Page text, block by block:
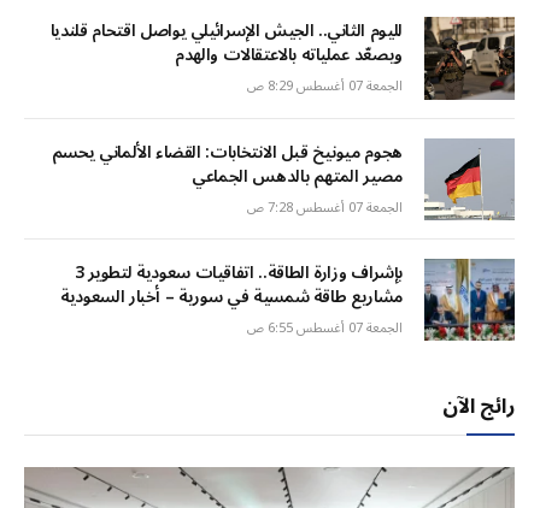
لليوم الثاني.. الجيش الإسرائيلي يواصل اقتحام قلنديا
ويصعّد عملياته بالاعتقالات والهدم
الجمعة 07 أغسطس 8:29 ص
هجوم ميونيخ قبل الانتخابات: القضاء الألماني يحسم
مصير المتهم بالدهس الجماعي
الجمعة 07 أغسطس 7:28 ص
بإشراف وزارة الطاقة.. اتفاقيات سعودية لتطوير 3
مشاريع طاقة شمسية في سورية – أخبار السعودية
الجمعة 07 أغسطس 6:55 ص
رائج الآن